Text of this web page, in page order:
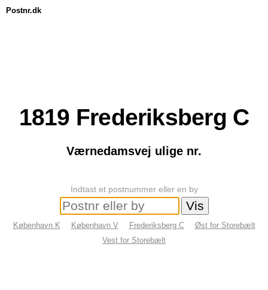
Postnr.dk
1819 Frederiksberg C
Værnedamsvej ulige nr.
Indtast et postnummer eller en by
København K København V Frederiksberg C
Øst for Storebælt
Vest for Storebælt